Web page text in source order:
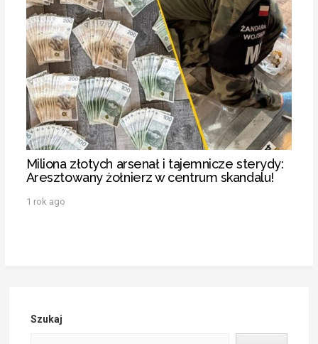
Miliona złotych arsenał i tajemnicze sterydy:
Aresztowany żołnierz w centrum skandalu!
1 rok ago
Szukaj